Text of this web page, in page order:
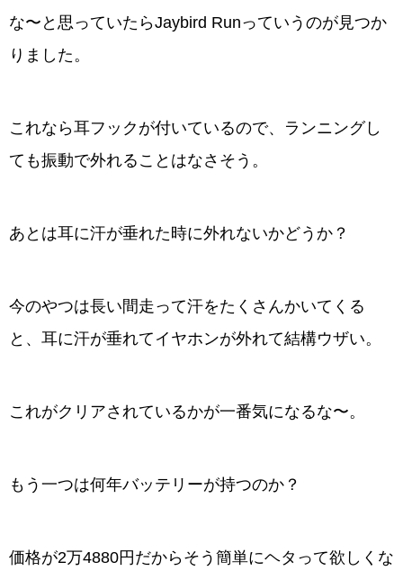
な〜と思っていたらJaybird Runっていうのが見つか
りました。
これなら耳フックが付いているので、ランニングし
ても振動で外れることはなさそう。
あとは耳に汗が垂れた時に外れないかどうか？
今のやつは長い間走って汗をたくさんかいてくる
と、耳に汗が垂れてイヤホンが外れて結構ウザい。
これがクリアされているかが一番気になるな〜。
もう一つは何年バッテリーが持つのか？
価格が2万4880円だからそう簡単にヘタって欲しくな